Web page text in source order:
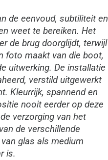
de eenvoud, subtiliteit en
weet te bereiken. Het
de brug doorglijdt, terwijl
foto maakt van die boot,
uitwerking. De installatie
verstild uitgewerkt
Kleurrijk, spannend en
nooit eerder op deze
verzorging van het
de verschillende
glas als medium
is.